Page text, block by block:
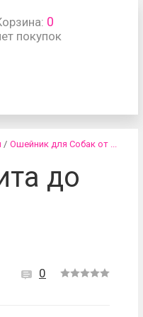
0
покупок
/ Ошейник для Собак от ...
до
0